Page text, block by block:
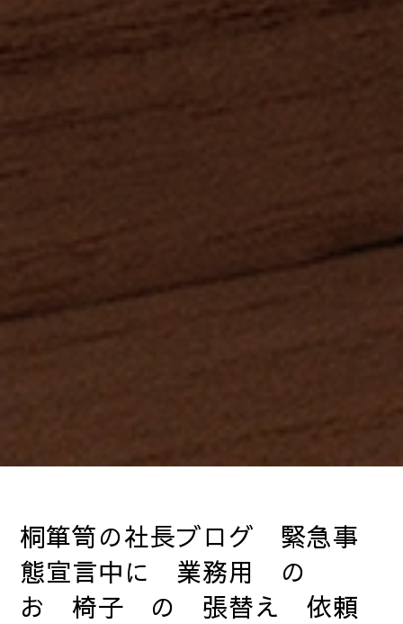
桐箪笥の社長ブログ 緊急事
態宣言中に 業務用 の
お 椅子 の 張替え 依頼